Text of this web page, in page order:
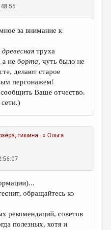
за внимание к
древесная труха
а неборта, чуть было не
делают старое
персонажем!
Ваше отчество.
тишина...» Ольга
обращайтесь ко
рекомендаций, советов
полезных, хотя и